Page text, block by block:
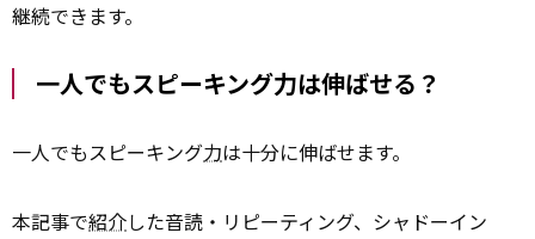
継続できます。
一人でもスピーキング力は伸ばせる？
一人でもスピーキング力は十分に伸ばせます。
本記事で紹介した音読・リピーティング、シャドーイン